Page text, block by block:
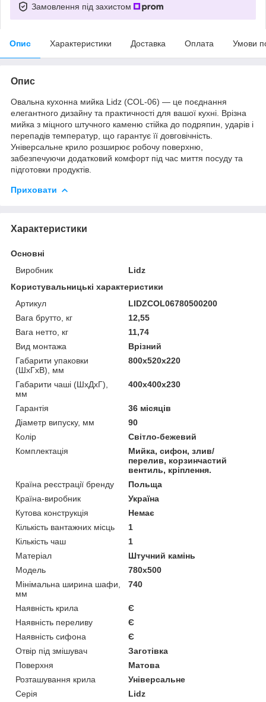
Замовлення під захистом
Опис Характеристики Доставка Оплата Умови
Опис
Овальна кухонна мийка Lidz (COL-06) — це поєднання
елегантного дизайну та практичності для вашої кухні. Врізна
мийка з міцного штучного каменю стійка до подряпин, ударів і
перепадів температур, що гарантує її довговічність.
Універсальне крило розширює робочу поверхню,
забезпечуючи додатковий комфорт під час миття посуду та
підготовки продуктів.
Приховати
Характеристики
Основні
Виробник
Lidz
Користувальницькі характеристики
Артикул
LIDZCOL06780500200
Вага брутто, кг
12,55
Вага нетто, кг
11,74
Вид монтажа
Врізний
Габарити упаковки
(ШхГхВ), мм
800х520х220
Габарити чаші (ШхДхГ),
мм
400х400х230
Гарантія
36 місяців
Діаметр випуску, мм
90
Колір
Світло-бежевий
Комплектація
Мийка, сифон, злив/
перелив, корзинчастий
вентиль, кріплення.
Країна реєстрації бренду
Польща
Країна-виробник
Україна
Кутова конструкція
Немає
Кількість вантажних місць
1
Кількість чаш
1
Матеріал
Штучний камінь
Мoдель
780x500
Мінімальна ширина шафи,
мм
740
Наявність крила
Є
Наявність переливу
Є
Наявність сифона
Є
Отвір під змішувач
Заготівка
Поверхня
Матова
Розташування крила
Універсальне
Серія
Lidz